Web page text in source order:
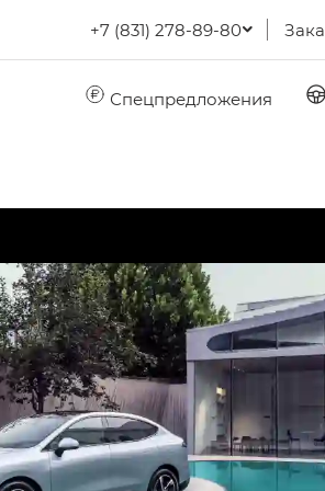
+7 (831) 278-89-80
Спецпредложения